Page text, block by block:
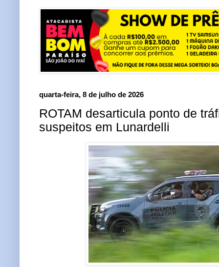
quarta-feira, 8 de julho de 2026
ROTAM desarticula ponto de
suspeitos em Lunardelli